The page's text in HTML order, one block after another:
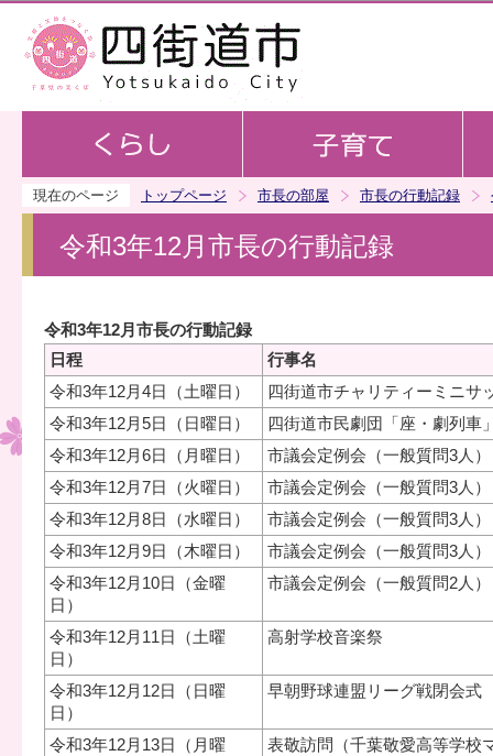
現在のページ トップページ 市長の部屋 市長の行動記録
令和3年12月市長の行動記録
令和3年12月市長の行動記録
日程
行事名
令和3年12月4日（土曜日）
四街道市チャリティーミニサ
令和3年12月5日（日曜日）
四街道市民劇団「座・劇列車
令和3年12月6日（月曜日）
市議会定例会（一般質問3人）
令和3年12月7日（火曜日）
市議会定例会（一般質問3人）
令和3年12月8日（水曜日）
市議会定例会（一般質問3人）
令和3年12月9日（木曜日）
市議会定例会（一般質問3人）
令和3年12月10日（金曜
日）
市議会定例会（一般質問2人）
令和3年12月11日（土曜
日）
高射学校音楽祭
令和3年12月12日（日曜
日）
早朝野球連盟リーグ戦閉会式
令和3年12月13日（月曜
表敬訪問（千葉敬愛高等学校